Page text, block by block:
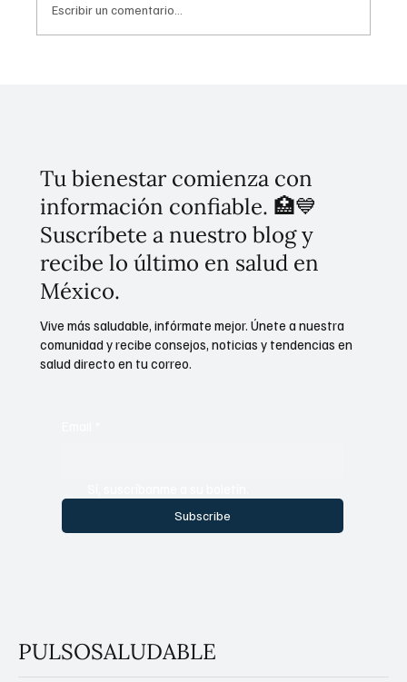
Escribir un comentario...
Tu bienestar comienza con
información confiable. 🏥💙
Suscríbete a nuestro blog y
recibe lo último en salud en
México.
Subscribe
Vive más saludable, infórmate mejor. Únete a nuestra
comunidad y recibe consejos, noticias y tendencias en
salud directo en tu correo.
PULSOSALUDABLE